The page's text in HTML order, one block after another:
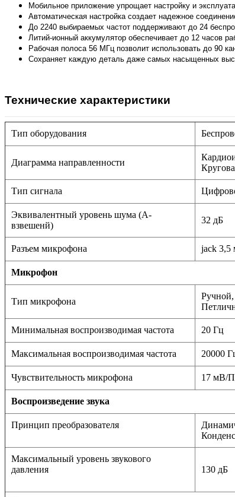
Мобильное приложение упрощает настройку и
Автоматическая настройка создает надежное
До 2240 выбираемых частот поддерживают до 24
Литий-ионный аккумулятор обеспечивает до 12 часов
Рабочая полоса 56 МГц позволит использовать до 90
Сохраняет каждую деталь даже самых насыщенных
Технические характеристики
Тип оборудования
Диаграмма направленности
Тип сигнала
Эквивалентный уровень шума (А-
взвешенй)
32 дБ
Разъем микрофона jack 3,5
Микрофон
Тип микрофона
Ручной,
Минимальная воспроизводимая частота 20 Гц
Максимальная воспроизводимая частота 20000
Чувствительность микрофона 17 мВ/
Воспроизведение звука
Принцип преобразователя
Максимальный уровень звукового
давления
130 дБ